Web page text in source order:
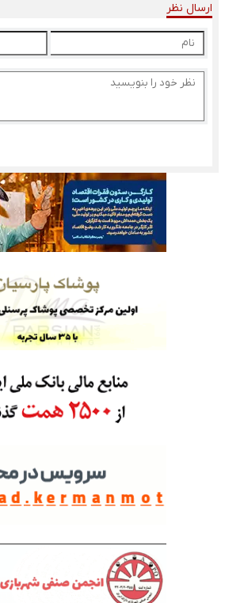
ارسال نظر